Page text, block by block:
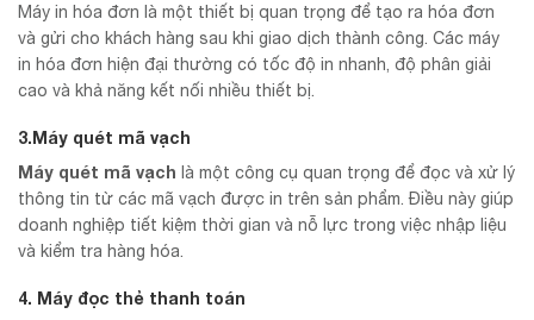
Máy in hóa đơn là một thiết bị quan trọng để tạo ra hóa đơn
và gửi cho khách hàng sau khi giao dịch thành công. Các máy
in hóa đơn hiện đại thường có tốc độ in nhanh, độ phân giải
cao và khả năng kết nối nhiều thiết bị.
3.Máy quét mã vạch
Máy quét mã vạch là một công cụ quan trọng để đọc và xử lý
thông tin từ các mã vạch được in trên sản phẩm. Điều này giúp
doanh nghiệp tiết kiệm thời gian và nỗ lực trong việc nhập liệu
và kiểm tra hàng hóa.
4. Máy đọc thẻ thanh toán